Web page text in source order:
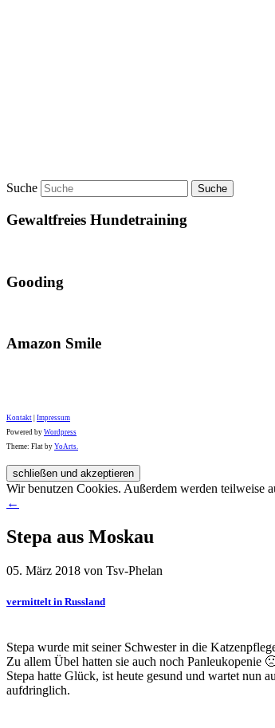
Suche
Gewaltfreies Hundetraining
Gooding
Amazon Smile
Kontakt Impressum
Powered by Wordpress
Theme: Flat by YoArts.
Wir benutzen Cookies. Außerdem werden teilweise
←
Stepa aus Moskau
05. März 2018 von Tsv-Phelan
vermittelt in Russland
Stepa wurde mit seiner Schwester in die
Zu allem Übel hatten sie auch noch Panleukopenie
Stepa hatte Glück, ist heute gesund und wartet nun
aufdringlich.